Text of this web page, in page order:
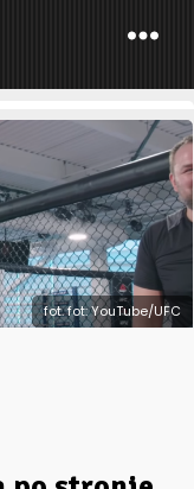
zdecydowana
UFC 259 – UFC
fot. fot: YouTube/UFC